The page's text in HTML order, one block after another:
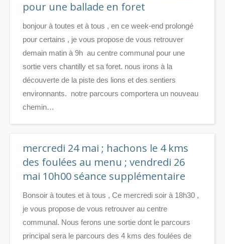
pour une ballade en foret
bonjour à toutes et à tous , en ce week-end prolongé
pour certains , je vous propose de vous retrouver
demain matin à 9h au centre communal pour une
sortie vers chantilly et sa foret. nous irons à la
découverte de la piste des lions et des sentiers
environnants. notre parcours comportera un nouveau
chemin…
mercredi 24 mai ; hachons le 4 kms
des foulées au menu ; vendredi 26
mai 10h00 séance supplémentaire
Bonsoir à toutes et à tous , Ce mercredi soir à 18h30 ,
je vous propose de vous retrouver au centre
communal. Nous ferons une sortie dont le parcours
principal sera le parcours des 4 kms des foulées de